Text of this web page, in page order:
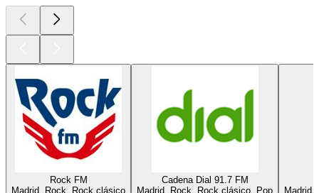
Rock FM
Madrid, Rock, Rock clásico
Cadena Dial 91.7 FM
Madrid, Rock, Rock clásico, Pop